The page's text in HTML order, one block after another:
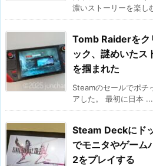
濃いストーリーを楽し
Tomb Raiderをク
ック、謎めいたス
を掴まれた
Steamのセールでポチ
アした。 最初に日本 ...
Steam Deckにド
でモニタやゲーム
2をプレイする